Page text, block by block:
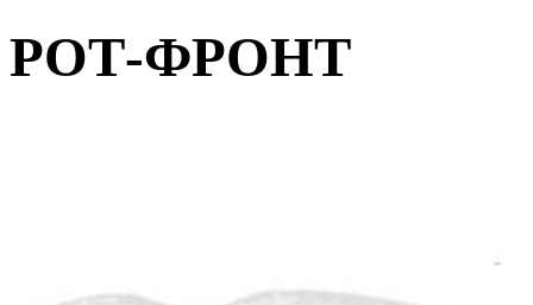
РОТ-ФРОНТ